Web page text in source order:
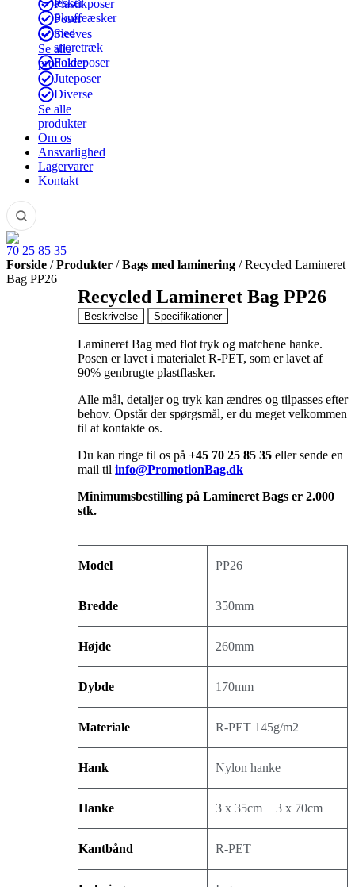
Plastikposer
Poser
med
snoretræk
Foldeposer
Juteposer
Diverse
Se alle
produkter
æsker
Skuffeæsker
Sleeves
Se alle
produkter
Om os
Ansvarlighed
Lagervarer
Kontakt
70 25 85 35
Forside / Produkter / Bags med laminering / Recycled Lamineret
Bag PP26
Recycled Lamineret Bag PP26
Beskrivelse Specifikationer
Lamineret Bag med flot tryk og matchene hanke.
Posen er lavet i materialet R-PET, som er lavet af
90% genbrugte plastflasker.
Alle mål, detaljer og tryk kan ændres og tilpasses efter
behov. Opstår der spørgsmål, er du meget velkommen
til at kontakte os.
Du kan ringe til os på+45 70 25 85 35eller sende en
mail til info@PromotionBag.dk
Minimumsbestilling på Lamineret Bags er 2.000
stk.
Model PP26
Bredde 350mm
Højde 260mm
Dybde 170mm
Materiale R-PET 145g/m2
Hank Nylon hanke
Hanke 3 x 35cm + 3 x 70cm
Kantbånd R-PET